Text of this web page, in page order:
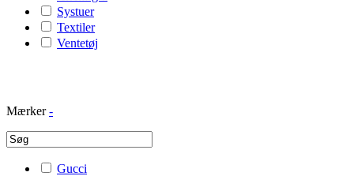
Systuer
Textiler
Ventetøj
Mærker -
Gucci